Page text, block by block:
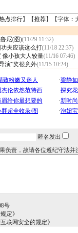
点排行】【推荐】【字体：
尼(图)(11/29 11:32)
夫应该这么打(11/18 22:37)
像小孩大人较量(11/16 07:46)
演”奖很意外(11/15 10:24)
匿名发出
负责，故请各位遵纪守法并
号
定》
联网安全的规定》